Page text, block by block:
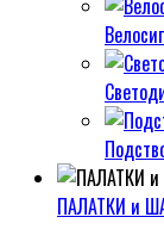
ПАЛАТКИ и